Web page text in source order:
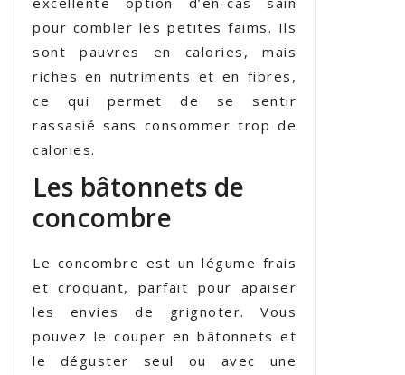
pour combler les petites faims. Ils
sont pauvres en calories, mais
riches en nutriments et en fibres,
ce qui permet de se sentir
rassasié sans consommer trop de
calories.
Les bâtonnets de
concombre
Le concombre est un légume frais
et croquant, parfait pour apaiser
les envies de grignoter. Vous
pouvez le couper en bâtonnets et
le déguster seul ou avec une